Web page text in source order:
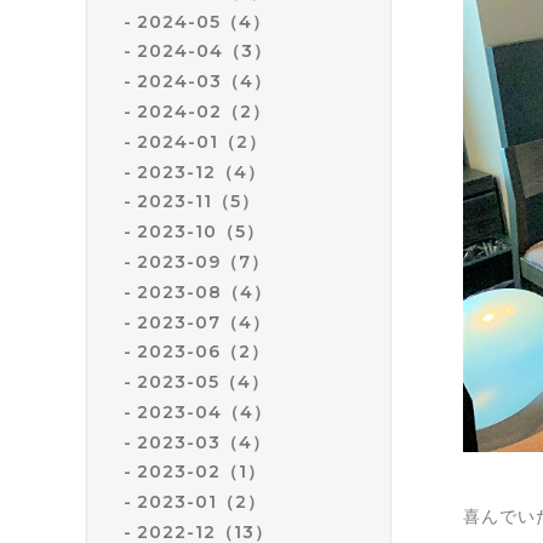
2024-05（4）
2024-04（3）
2024-03（4）
2024-02（2）
2024-01（2）
2023-12（4）
2023-11（5）
2023-10（5）
2023-09（7）
2023-08（4）
2023-07（4）
2023-06（2）
2023-05（4）
2023-04（4）
2023-03（4）
2023-02（1）
2023-01（2）
2022-12（13）
喜んでい